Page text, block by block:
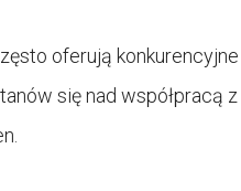
oferują
się nad współpracą z